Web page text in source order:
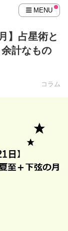
MENU
】占星術と
計なもの
コラム